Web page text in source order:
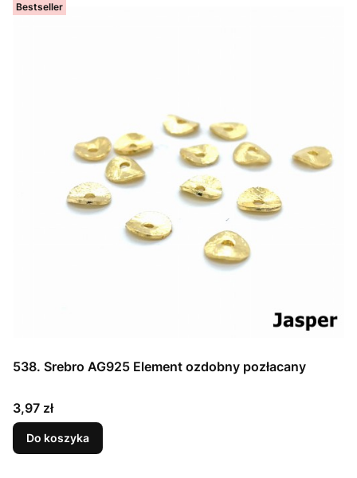
Bestseller
538. Srebro AG925 Element ozdobny pozłacany
Cena
3,97 zł
Do koszyka